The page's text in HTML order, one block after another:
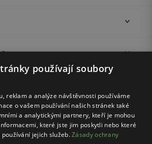
používají soubory
reklam a analýze návštěvnosti používáme
o vašem používání našich stránek také
a analytickými partnery, kteří je mohou
které jste jim poskytli nebo které
jejich služeb.Zásady ochrany